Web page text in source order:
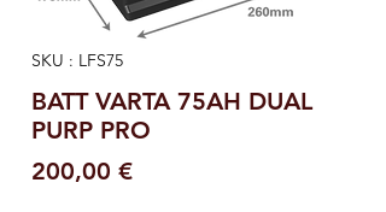
SKU : LFS75
BATT VARTA 75AH DUAL
PURP PRO
200,00 €Prix